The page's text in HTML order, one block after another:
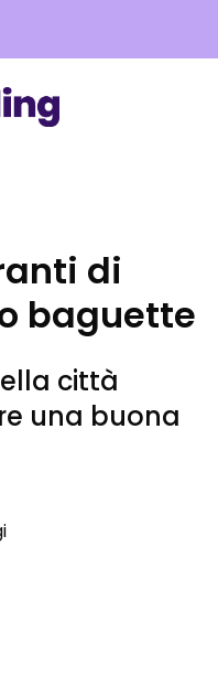
di
baguette
città
una buona